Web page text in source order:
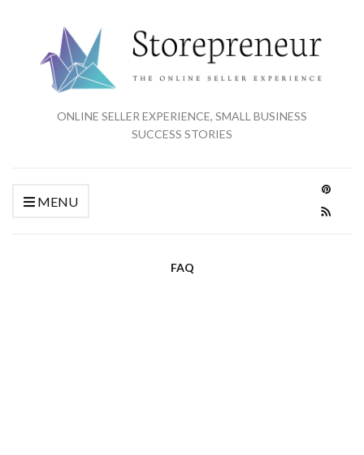
ONLINE SELLER EXPERIENCE, SMALL BUSINESS
SUCCESS STORIES
MENU
FAQ